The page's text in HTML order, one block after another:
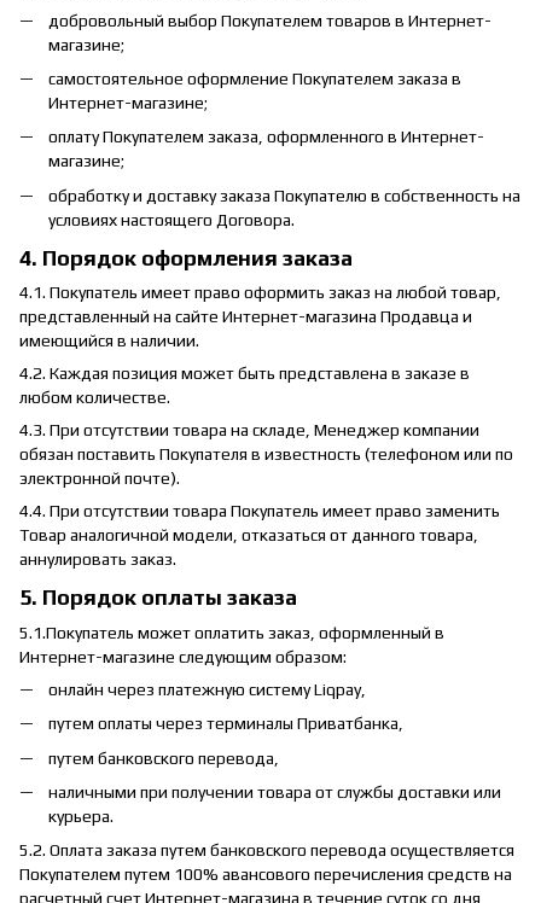
добровольный выбор Покупателем товаров в Интернет-
магазине;
самостоятельное оформление Покупателем заказа в
Интернет-магазине;
оплату Покупателем заказа, оформленного в Интернет-
магазине;
обработку и доставку заказа Покупателю в собственность на
условиях настоящего Договора.
4. Порядок оформления заказа
4.1. Покупатель имеет право оформить заказ на любой товар,
представленный на сайте Интернет-магазина Продавца и
имеющийся в наличии.
4.2. Каждая позиция может быть представлена в заказе в
любом количестве.
4.3. При отсутствии товара на складе, Менеджер компании
обязан поставить Покупателя в известность (телефоном или по
электронной почте).
4.4. При отсутствии товара Покупатель имеет право заменить
Товар аналогичной модели, отказаться от данного товара,
аннулировать заказ.
5. Порядок оплаты заказа
5.1.Покупатель может оплатить заказ, оформленный в
Интернет-магазине следующим образом:
онлайн через платежную систему Liqpay,
путем оплаты через терминалы Приватбанка,
путем банковского перевода,
наличными при получении товара от службы доставки или
курьера.
5.2. Оплата заказа путем банковского перевода осуществляется
Покупателем путем 100% авансового перечисления средств на
расчетный счет Интернет-магазина в течение суток со дня